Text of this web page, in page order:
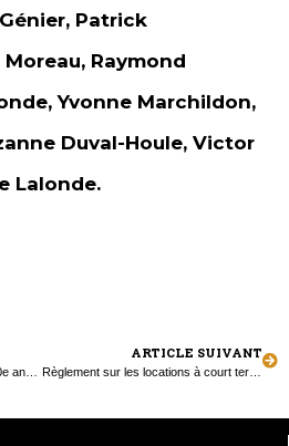
Patrick
Raymond
Yvonne Marchildon,
Duval-Houle, Victor
Lalonde.
ARTICLE SUIVANT
Règlement sur les locations à court terme à Tiny : Un bilan nuancé